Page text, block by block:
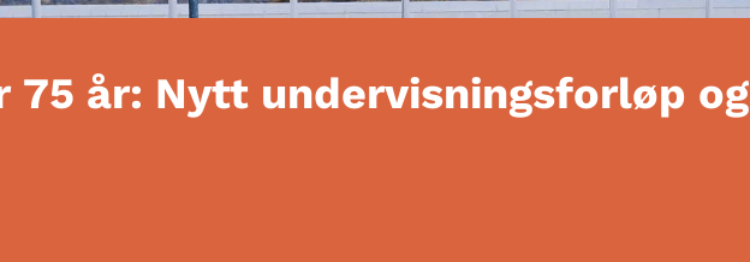
år: Nytt undervisningsforløp og